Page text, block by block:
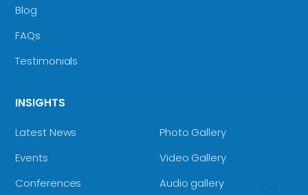
Blog
FAQs
Testimonials
INSIGHTS
Latest News
Events
Conferences
Photo Gallery
Video Gallery
Audio gallery